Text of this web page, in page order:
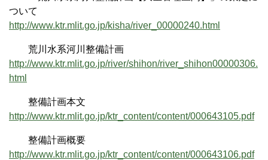
ついて
http://www.ktr.mlit.go.jp/kisha/river_00000240.html
荒川水系河川整備計画
http://www.ktr.mlit.go.jp/river/shihon/river_shihon00000306.
html
整備計画本文
http://www.ktr.mlit.go.jp/ktr_content/content/000643105.pdf
整備計画概要
http://www.ktr.mlit.go.jp/ktr_content/content/000643106.pdf